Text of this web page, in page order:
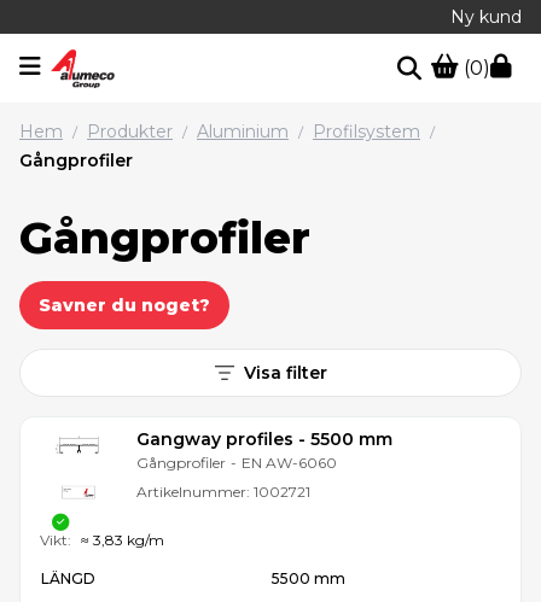
Ny kund
(0)
Hem / Produkter / Aluminium / Profilsystem /
Gångprofiler
Gångprofiler
Savner du noget?
Visa filter
Gangway profiles - 5500 mm
Gångprofiler - EN AW-6060
Artikelnummer: 1002721
LÄNGD
5500 mm
Vikt: ≈ 3,83 kg/m